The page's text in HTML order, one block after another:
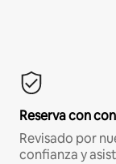
Reserva con
Revisado por
confianza y